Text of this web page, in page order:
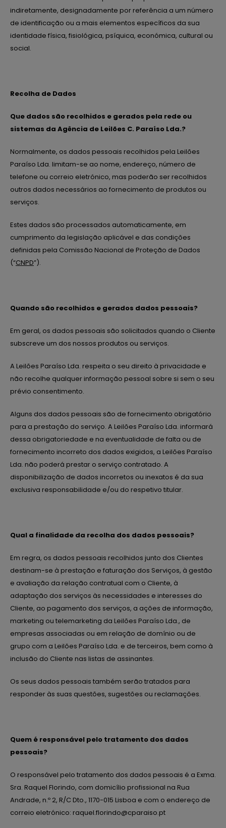
indiretamente, designadamente por referência a um número
de identificação ou a mais elementos específicos da sua
identidade física, fisiológica, psíquica, económica, cultural ou
social.
Recolha de Dados
Que dados são recolhidos e gerados pela rede ou
sistemas da Agência de Leilões C. Paraíso Lda.?
Normalmente, os dados pessoais recolhidos pela Leilões
Paraíso Lda. limitam-se ao nome, endereço, número de
telefone ou correio eletrónico, mas poderão ser recolhidos
outros dados necessários ao fornecimento de produtos ou
serviços.
Estes dados são processados automaticamente, em
cumprimento da legislação aplicável e das condições
definidas pela Comissão Nacional de Proteção de Dados
(“CNPD”).
Quando são recolhidos e gerados dados pessoais?
Em geral, os dados pessoais são solicitados quando o Cliente
subscreve um dos nossos produtos ou serviços.
A Leilões Paraíso Lda. respeita o seu direito à privacidade e
não recolhe qualquer informação pessoal sobre si sem o seu
prévio consentimento.
Alguns dos dados pessoais são de fornecimento obrigatório
para a prestação do serviço. A Leilões Paraíso Lda. informará
dessa obrigatoriedade e na eventualidade de falta ou de
fornecimento incorreto dos dados exigidos, a Leilões Paraíso
Lda. não poderá prestar o serviço contratado. A
disponibilização de dados incorretos ou inexatos é da sua
exclusiva responsabilidade e/ou do respetivo titular.
Qual a finalidade da recolha dos dados pessoais?
Em regra, os dados pessoais recolhidos junto dos Clientes
destinam-se à prestação e faturação dos Serviços, à gestão
e avaliação da relação contratual com o Cliente, à
adaptação dos serviços às necessidades e interesses do
Cliente, ao pagamento dos serviços, a ações de informação,
marketing ou telemarketing da Leilões Paraíso Lda., de
empresas associadas ou em relação de domínio ou de
grupo com a Leilões Paraíso Lda. e de terceiros, bem como à
inclusão do Cliente nas listas de assinantes.
Os seus dados pessoais também serão tratados para
responder às suas questões, sugestões ou reclamações.
Quem é responsável pelo tratamento dos dados
pessoais?
O responsável pelo tratamento dos dados pessoais é a Exma.
Sra. Raquel Florindo, com domicílio profissional na Rua
Andrade, n.º 2, R/C Dto., 1170-015 Lisboa e com o endereço de
correio eletrónico: raquel.florindo@cparaiso.pt